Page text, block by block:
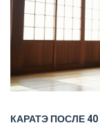
КАРАТЭ ПОСЛЕ 40